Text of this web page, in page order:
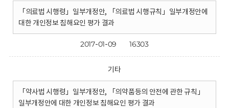
「의료법 시행령」일부개정안, 「의료법 시행규칙」일부개정안에
대한 개인정보 침해요인 평가 결과
2017-01-09 16303
기타
「약사법 시행령」일부개정안, 「의약품등의 안전에 관한 규칙」
일부개정안에 대한 개인정보 침해요인 평가 결과